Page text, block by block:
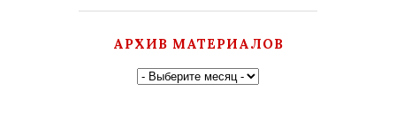
АРХИВ МАТЕРИАЛОВ